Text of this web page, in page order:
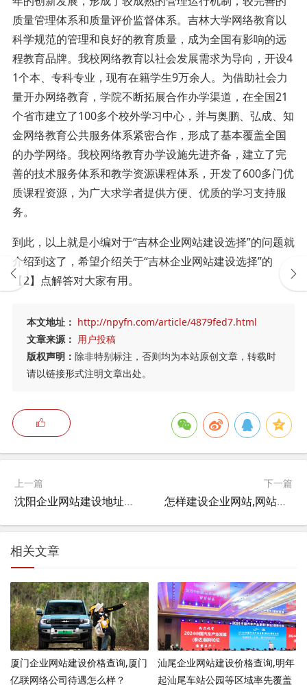
质量管理体系和质量评价监督体系。吉林大学网络教育以
科学规范的管理和良好的教育质量，成为全国有影响的远
程教育品牌。我校网络教育以社会发展需求为导向，开设4
1个本、专科专业，现有在籍学生9万余人。为借助社会力
量开办网络教育，学院不断拓展合作办学渠道，在全国21
个省市建立了100多个校外学习中心，并与奥鹏、弘成、知
金网络教育公共服务体系紧密合作，形成了基本覆盖全国
的办学网络。我校网络教育办学设施先进齐备，建立了完
善的技术服务体系和教学资源课程体系，开发了600多门优
质课程资源，为广大求学者提供方便、优质的学习支持服
务。
到此，以上就是小编对于“吉林企业网站建设选择”的问题就
介绍到这了，希望介绍关于“吉林企业网站建设选择”的
【2】点解答对大家有用。
本文地址： http://npyfn.com/article/4879fed7.html
文章来源： 用户投稿
版权声明： 除非特别标注，否则均为本站原创文章，转载时
请以链接形式注明文章出处。
上一篇
沈阳企业网站建设地址查询,人力资源公司转账是什么意思？
下一篇
怎样建设企业网站,网站一般建设的流程是什么？
相关文章
厦门企业网站建设价格查询,厦门
亿联网络公司待遇怎么样？
汕尾企业网站建设价格查询,明年
起汕尾车站公园等区域率先覆盖